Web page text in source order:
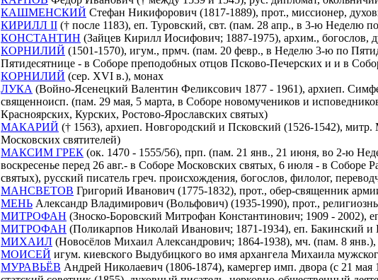
КАШМЕНСКИЙ Стефан Никифорович (1817-1889), прот., миссионер,
КИРИЛЛ II († после 1183), еп. Туровский, свт. (пам. 28 апр., в 3-ю Неделю
КОНСТАНТИН (Зайцев Кирилл Иосифович; 1887-1975), архим., богослов,
КОРНИЛИЙ (1501-1570), игум., прмч. (пам. 20 февр., в Неделю 3-ю по
Пятидесятнице - в Соборе преподобных отцов Псково-Печерских и и в
КОРНИЛИЙ (сер. XVI в.), монах
ЛУКА (Войно-Ясенецкий Валентин Феликсович 1877 - 1961), архиеп.
священноисп. (пам. 29 мая, 5 марта, в Соборе новомучеников и
Красноярских, Курских, Ростово-Ярославских святых)
МАКАРИЙ († 1563), архиеп. Новгородский и Псковский (1526-1542),
Московских святителей)
МАКСИМ ГРЕК (ок. 1470 - 1555/56), прп. (пам. 21 янв., 21 июня, во 2-ю
воскресенье перед 26 авг.- в Соборе Московских святых, 6 июля - в Соборе
святых), русский писатель греч. происхождения, богослов, филолог,
МАНСВЕТОВ Григорий Иванович (1775-1832), прот., обер-священник
МЕНЬ Александр Владимирович (Вольфович) (1935-1990), прот.,
МИТРОФАН (Зноско-Боровский Митрофан Константинович; 1909 - 2002),
МИТРОФАН (Поликарпов Николай Иванович; 1871-1934), еп. Бакинский и
МИХАИЛ (Новосёлов Михаил Александрович; 1864-1938), мч. (пам. 8 янв.),
МОИСЕЙ игум. киевского Выдубицкого во имя архангела Михаила
МУРАВЬЁВ Андрей Николаевич (1806-1874), камергер имп. двора (с 21